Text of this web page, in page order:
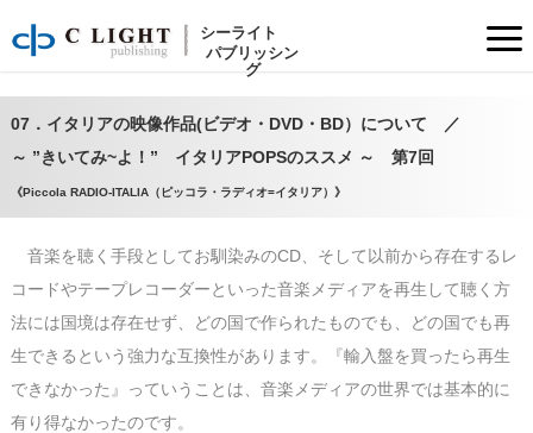
シーライト
パブリッシン
グ
07．イタリアの映像作品(ビデオ・DVD・BD）について ／
～ ”きいてみ~よ！” イタリアPOPSのススメ ～ 第7回
《Piccola RADIO-ITALIA（ピッコラ・ラディオ=イタリア）》
音楽を聴く手段としてお馴染みのCD、そして以前から存在するレ
コードやテープレコーダーといった音楽メディアを再生して聴く方
法には国境は存在せず、どの国で作られたものでも、どの国でも再
生できるという強力な互換性があります。『輸入盤を買ったら再生
できなかった』っていうことは、音楽メディアの世界では基本的に
有り得なかったのです。